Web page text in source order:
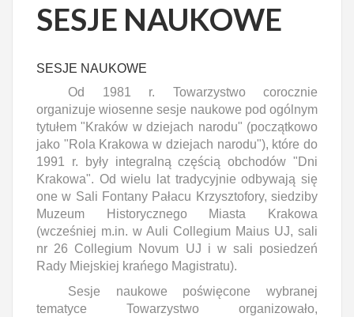
SESJE NAUKOWE
SESJE NAUKOWE
Od 1981 r. Towarzystwo corocznie
organizuje wiosenne sesje naukowe pod ogólnym
tytułem "Kraków w dziejach narodu" (początkowo
jako "Rola Krakowa w dziejach narodu"), które do
1991 r. były integralną częścią obchodów "Dni
Krakowa". Od wielu lat tradycyjnie odbywają się
one w Sali Fontany Pałacu Krzysztofory, siedziby
Muzeum Historycznego Miasta Krakowa
(wcześniej m.in. w Auli Collegium Maius UJ, sali
nr 26 Collegium Novum UJ i w sali posiedzeń
Rady Miejskiej krańego Magistratu).
Sesje naukowe poświęcone wybranej
tematyce Towarzystwo organizowało,